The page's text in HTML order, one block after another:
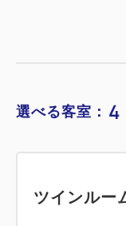
※清掃希望のお
て頂きますようお
【オンラインカ
領収書の発行は
選べる客室： 4
ツインルー